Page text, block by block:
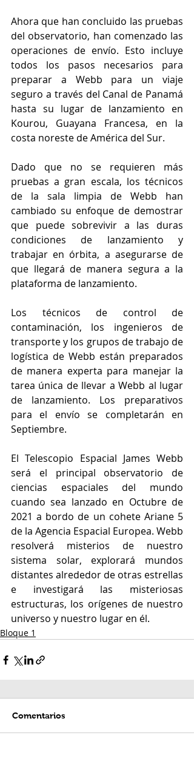
Ahora que han concluido las pruebas
del observatorio, han comenzado las
operaciones de envío. Esto incluye
todos los pasos necesarios para
preparar a Webb para un viaje
seguro a través del Canal de Panamá
hasta su lugar de lanzamiento en
Kourou, Guayana Francesa, en la
costa noreste de América del Sur.
Dado que no se requieren más
pruebas a gran escala, los técnicos
de la sala limpia de Webb han
cambiado su enfoque de demostrar
que puede sobrevivir a las duras
condiciones de lanzamiento y
trabajar en órbita, a asegurarse de
que llegará de manera segura a la
plataforma de lanzamiento.
Los técnicos de control de
contaminación, los ingenieros de
transporte y los grupos de trabajo de
logística de Webb están preparados
de manera experta para manejar la
tarea única de llevar a Webb al lugar
de lanzamiento. Los preparativos
para el envío se completarán en
Septiembre.
El Telescopio Espacial James Webb
será el principal observatorio de
ciencias espaciales del mundo
cuando sea lanzado en Octubre de
2021 a bordo de un cohete Ariane 5
de la Agencia Espacial Europea. Webb
resolverá misterios de nuestro
sistema solar, explorará mundos
distantes alrededor de otras estrellas
e investigará las misteriosas
estructuras, los orígenes de nuestro
universo y nuestro lugar en él.
Bloque 1
Comentarios